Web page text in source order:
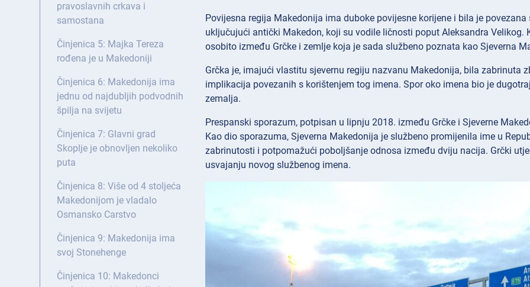
pravoslavnih crkava i
samostana
Činjenica 5: Majka Tereza
rođena je u Makedoniji
Činjenica 6: Makedonija ima
jednu od najdubljih podvodnih
špilja na svijetu
Činjenica 7: Glavni grad
Skoplje je obnovljen nekoliko
puta
Činjenica 8: Više od 4 stoljeća
Makedonijom je vladalo
Osmansko Carstvo
Činjenica 9: Makedonija ima
svoj Stonehenge
Činjenica 10: Makedonci
Povijesna regija Makedonija ima duboke povijesne korijene i bila je
uključujući antički Makedon, koji su vodile ličnosti poput Aleksandra Velikog.
osobito između Grčke i zemlje koja je sada službeno poznata kao Sjeverna
Grčka je, imajući vlastitu sjevernu regiju nazvanu Makedonija, bila
implikacija povezanih s korištenjem tog imena. Spor oko imena bio je
zemalja.
Prespanski sporazum, potpisan u lipnju 2018. između Grčke i Sjeverne
Kao dio sporazuma, Sjeverna Makedonija je službeno promijenila ime u
zabrinutosti i potpomažući poboljšanje odnosa između dviju nacija. Grčki
usvajanju novog službenog imena.